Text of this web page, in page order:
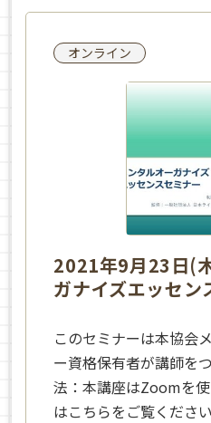
オンライン
2021年9月23日(
ガナイズエッセン
このセミナーは本協会
ー資格保有者が講師を
法：本講座はZoomを
はこちらをご覧くださ